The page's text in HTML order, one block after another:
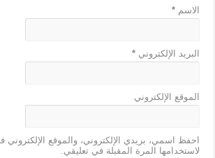
الاسم*
البريد الإلكتروني*
الموقع الإلكتروني
احفظ اسمي، بريدي الإلكتروني، والموقع
لاستخدامها المرة المقبلة في تعليقي.